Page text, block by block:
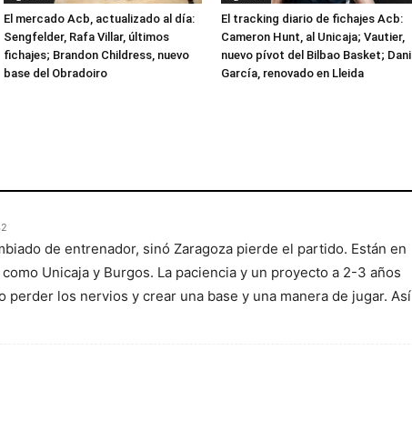
El mercado Acb, actualizado al día:
Sengfelder, Rafa Villar, últimos
fichajes; Brandon Childress, nuevo
base del Obradoiro
El tracking diario de fichajes Acb:
Cameron Hunt, al Unicaja; Vautier,
nuevo pívot del Bilbao Basket; Dani
García, renovado en Lleida
de entrenador, sinó Zaragoza pierde el partido. Están en
Unicaja y Burgos. La paciencia y un proyecto a 2-3 años
perder los nervios y crear una base y una manera de jugar. Así